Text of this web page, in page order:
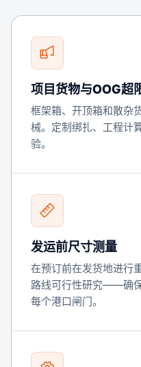
项目货物与OOG超
框架箱、开顶箱和散杂
械。定制绑扎、工程计
验。
发运前尺寸测量
在预订前在发货地进行
路线可行性研究——确
每个港口闸门。